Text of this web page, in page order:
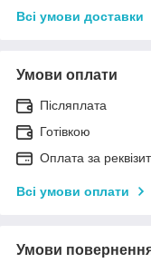
Всі умови доставки
Умови оплати
Післяплата
Готівкою
Оплата за
Всі умови оплати
Умови